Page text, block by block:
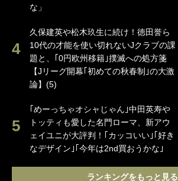
な」
久保建英や松木玖生に続け！徳田誉ら
10代の才能を使い切れないJクラブの課
題と、｢0円欧州移籍｣撲滅への処方箋
【Jリーグ開幕｢初めての秋春制｣の大激
論】(5)
｢めーっちゃオシャじゃん｣中田英寿や
トッティも愛した名門ローマ、新アウ
ェイユニが大評判！｢カッコいい｣｢好き
なデザイン｣｢今年は2nd買おうかな｣
ランキングをもっと見る